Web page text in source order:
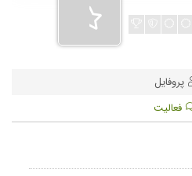
پروفایل
فعالیت